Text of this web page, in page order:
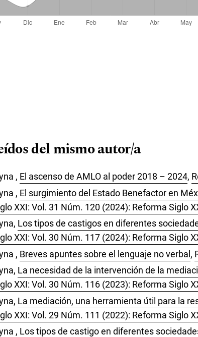
del mismo autor/a
, El ascenso de AMLO al poder 2018 – 2024,
, El surgimiento del Estado Benefactor en
XXI: Vol. 31 Núm. 120 (2024): Reforma Siglo
Los tipos de castigos en diferentes
XXI: Vol. 30 Núm. 117 (2024): Reforma Siglo
, Breves apuntes sobre el lenguaje no verbal,
La necesidad de la intervención de la
XXI: Vol. 30 Núm. 116 (2023): Reforma Siglo
La mediación, una herramienta útil para la
XXI: Vol. 29 Núm. 111 (2022): Reforma Siglo
, Los tipos de castigo en diferentes